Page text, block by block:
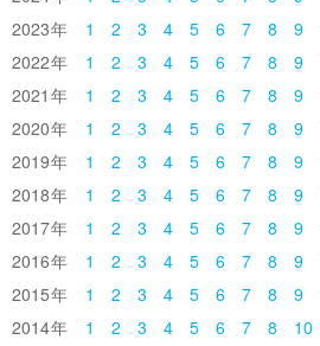
2023
1 2 3 4 5 6 7 8 9
2022
1 2 3 4 5 6 7 8 9
2021
1 2 3 4 5 6 7 8 9
2020
1 2 3 4 5 6 7 8 9
2019
1 2 3 4 5 6 7 8 9
2018
1 2 3 4 5 6 7 8 9
2017
1 2 3 4 5 6 7 8 9
2016
1 2 3 4 5 6 7 8 9
2015
1 2 3 4 5 6 7 8 9
2014
1 2 3 4 5 6 7 8 10